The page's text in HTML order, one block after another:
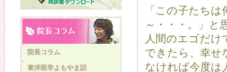
「この子たち
～・・・。」と
人間のエゴだけ
できたら、幸せ
なければ今度は
院長コラム
東洋医学よもやま話